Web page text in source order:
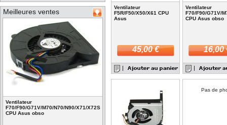
Meilleures ventes
Ventilateur
F70/F90/G71V/M70/N70/N90/X71/X72S
CPU Asus obso
Ventilateur
F5R/F50/X50/X61 CPU
Asus
45,00 €
Ventilateur
F70/F90/G71V/
CPU Asus obso
16,00
Pas de